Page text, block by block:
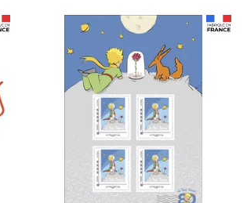
Prix 7,50€